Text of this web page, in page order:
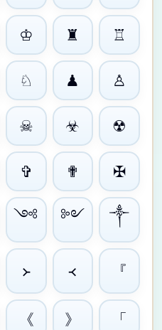
♔ ♜ ♖
♘ ♟ ♙
☠ ☣ ☢
✞ ✟ ✠
༺ ༻ ༒
᚛ ᚜ 『
《 》 「